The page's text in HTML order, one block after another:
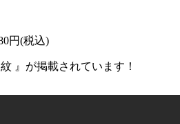
円(税込)
』が掲載されています！